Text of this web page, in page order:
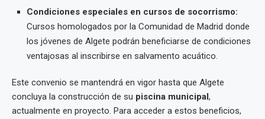
Condiciones especiales en cursos de socorrismo:
Cursos homologados por la Comunidad de Madrid donde
los jóvenes de Algete podrán beneficiarse de condiciones
ventajosas al inscribirse en salvamento acuático.
Este convenio se mantendrá en vigor hasta que Algete
concluya la construcción de su piscina municipal ,
actualmente en proyecto. Para acceder a estos beneficios,